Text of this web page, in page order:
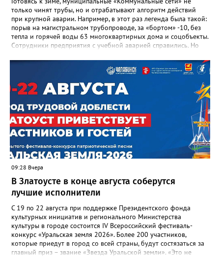
только чинят трубы, но и отрабатывают алгоритм действий
при крупной аварии. Например, в этот раз легенда была такой:
порыв на магистральном трубопроводе, за «бортом» -10, без
тепла и горячей воды 63 многоквартирных дома и соцобъекты.
Сотрудники предприятия с учебной аварией справились. Но
отметили и недочёты. «Например, управляющие компании
несвоевременно приняли меры для предотвращения
“перемерзания” общей домовой тепловой сети
многоквартирного дома, отсутствовало взаимодействие с
ресурсоснабжающей организацией, ЕДДС и иными службами»,
— сообщила начальник Главного управления ГЖИ Ирина
Настенко. В следующий раз, рекомендовали в
Госжилинспекции, службы должны действовать слаженно. И
оперативно делиться информацией со всеми
заинтересованными – от поставщика тепла до конечных
потребителей.
09:28 Вчера
В Златоусте в конце августа соберутся
лучшие исполнители
С 19 по 22 августа при поддержке Президентского фонда
культурных инициатив и регионального Министерства
культуры в городе состоится IV Всероссийский фестиваль-
конкурс «Уральская земля 2026». Более 200 участников,
которые приедут в город со всей страны, будут состязаться за
главный приз – звание «Звезда Уральской земли». «Это не